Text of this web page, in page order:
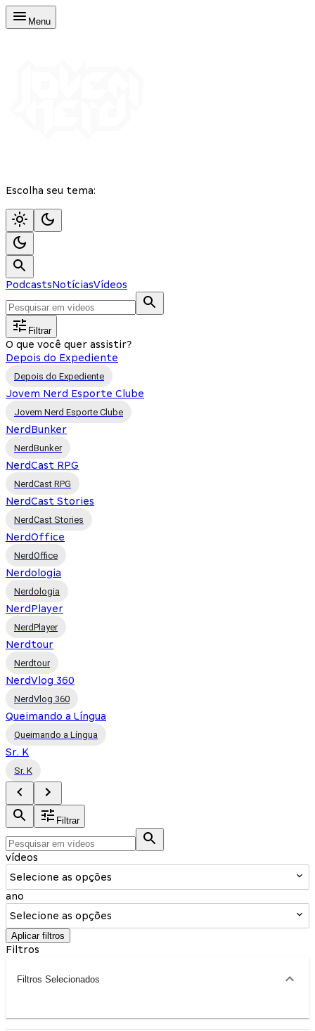
Menu
Escolha seu tema:
PodcastsNotíciasVídeos
Filtrar
O que você quer assistir?
Depois do Expediente
Depois do Expediente
Jovem Nerd Esporte Clube
Jovem Nerd Esporte Clube
NerdBunker
NerdBunker
NerdCast RPG
NerdCast RPG
NerdCast Stories
NerdCast Stories
NerdOffice
NerdOffice
Nerdologia
Nerdologia
NerdPlayer
NerdPlayer
Nerdtour
Nerdtour
NerdVlog 360
NerdVlog 360
Queimando a Língua
Queimando a Língua
Sr. K
Sr. K
Filtrar
vídeos
Selecione as opções
ano
Selecione as opções
Aplicar filtros
Filtros
Filtros Selecionados